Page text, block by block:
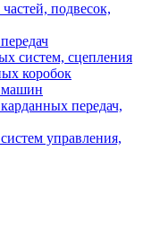
подвесок,
систем, сцепления
коробок
машин
передач,
управления,